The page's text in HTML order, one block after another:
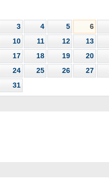
3
4 5 6
10
11 12 13
17
18 19 20
24
25 26 27
31